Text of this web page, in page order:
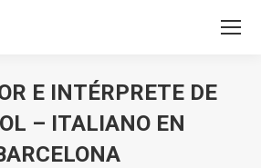
E INTÉRPRETE DE
– ITALIANO EN